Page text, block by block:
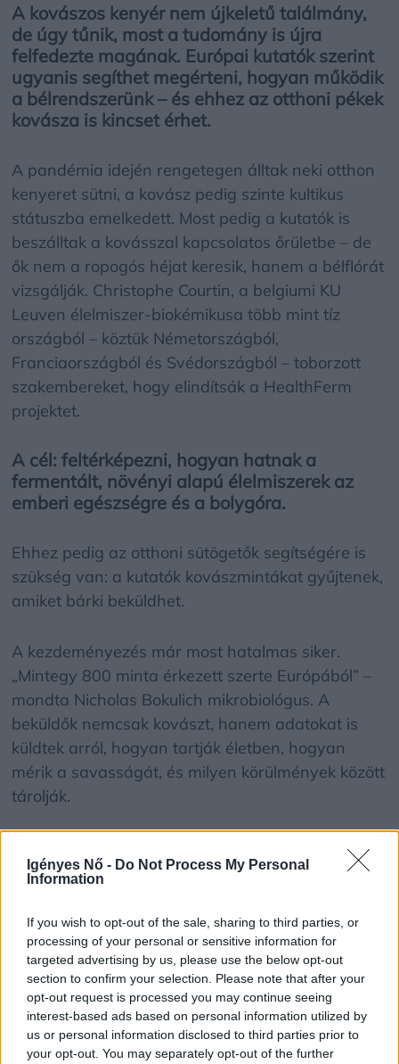
Igényes Nő - Do Not Process My Personal
Information
If you wish to opt-out of the sale, sharing to third parties, or
processing of your personal or sensitive information for
targeted advertising by us, please use the below opt-out
section to confirm your selection. Please note that after your
opt-out request is processed you may continue seeing
interest-based ads based on personal information utilized by
us or personal information disclosed to third parties prior to
your opt-out. You may separately opt-out of the further
A kovászos kenyér nem újkeletű találmány,
de úgy tűnik, most a tudomány is újra
felfedezte magának. Európai kutatók szerint
ugyanis segíthet megérteni, hogyan működik
a bélrendszerünk – és ehhez az otthoni pékek
kovásza is kincset érhet.
A pandémia idején rengetegen álltak neki otthon
kenyeret sütni, a kovász pedig szinte kultikus
státuszba emelkedett. Most pedig a kutatók is
beszálltak a kovásszal kapcsolatos őrületbe – de
ők nem a ropogós héjat keresik, hanem a bélflórát
vizsgálják. Christophe Courtin, a belgiumi KU
Leuven élelmiszer-biokémikusa több mint tíz
országból – köztük Németországból,
Franciaországból és Svédországból – toborzott
szakembereket, hogy elindítsák a HealthFerm
projektet.
A cél: feltérképezni, hogyan hatnak a
fermentált, növényi alapú élelmiszerek az
emberi egészségre és a bolygóra.
Ehhez pedig az otthoni sütögetők segítségére is
szükség van: a kutatók kovászmintákat gyűjtenek,
amiket bárki beküldhet.
A kezdeményezés már most hatalmas siker.
„Mintegy 800 minta érkezett szerte Európából” –
mondta Nicholas Bokulich mikrobiológus. A
beküldők nemcsak kovászt, hanem adatokat is
küldtek arról, hogyan tartják életben, hogyan
mérik a savasságát, és milyen körülmények között
tárolják.
feltérképezni, milyen mikrobák dolgoznak a
bélrendszerre.
A fermentált ételek nem csak divatosak
A fermentált ételekről már régóta tudni, hogy
jótékony hatásúak lehetnek: segítik az emésztést,